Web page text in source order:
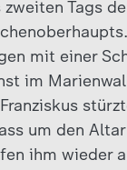
zweiten Tags
mit einer
im
um den
ihm wieder